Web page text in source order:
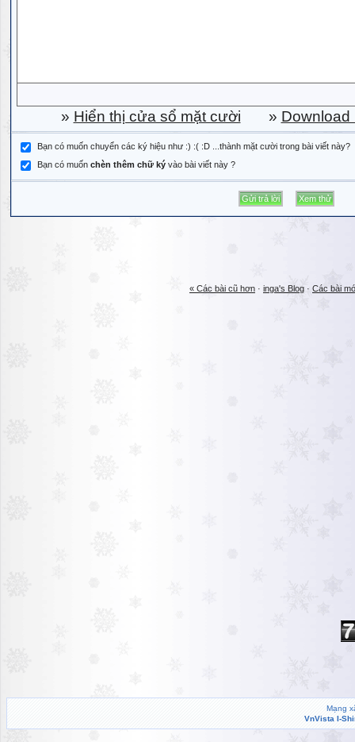
» Hiển thị cửa sổ mặt cười » Download
Bạn có muốn chuyển các ký hiệu như :) :( :D ...thành mặt cười trong bài viết này?
Bạn có muốn chèn thêm chữ ký vào bài viết này ?
« Các bài cũ hơn · inga's Blog · Các bài
Mạng
VnVista I-